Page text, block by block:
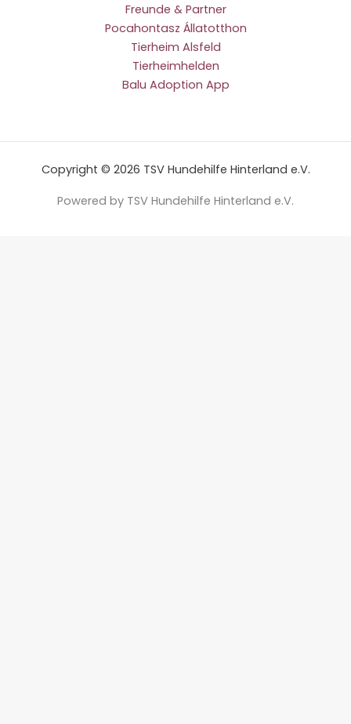
Freunde & Partner
Pocahontasz Állatotthon
Tierheim Alsfeld
Tierheimhelden
Balu Adoption App
Copyright © 2026 TSV Hundehilfe Hinterland e.V.
Powered by TSV Hundehilfe Hinterland e.V.